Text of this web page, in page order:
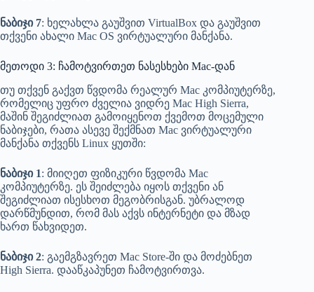
ნაბიჯი 7: ხელახლა გაუშვით VirtualBox და გაუშვით
თქვენი ახალი Mac OS ვირტუალური მანქანა.
მეთოდი 3: ჩამოტვირთეთ ნასესხები Mac-დან
თუ თქვენ გაქვთ წვდომა რეალურ Mac კომპიუტერზე,
რომელიც უფრო ძველია ვიდრე Mac High Sierra,
მაშინ შეგიძლიათ გამოიყენოთ ქვემოთ მოცემული
ნაბიჯები, რათა ასევე შექმნათ Mac ვირტუალური
მანქანა თქვენს Linux ყუთში:
ნაბიჯი 1: მიიღეთ ფიზიკური წვდომა Mac
კომპიუტერზე. ეს შეიძლება იყოს თქვენი ან
შეგიძლიათ ისესხოთ მეგობრისგან. უბრალოდ
დარწმუნდით, რომ მას აქვს ინტერნეტი და მზად
ხართ წახვიდეთ.
ნაბიჯი 2: გაემგზავრეთ Mac Store-ში და მოძებნეთ
High Sierra. დააწკაპუნეთ ჩამოტვირთვა.